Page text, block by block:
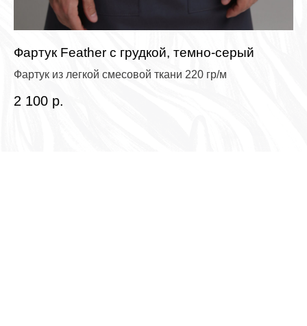
Фартук Feather с грудкой, темно-серый
Фартук из легкой смесовой ткани 220 гр/м
2 100 р.